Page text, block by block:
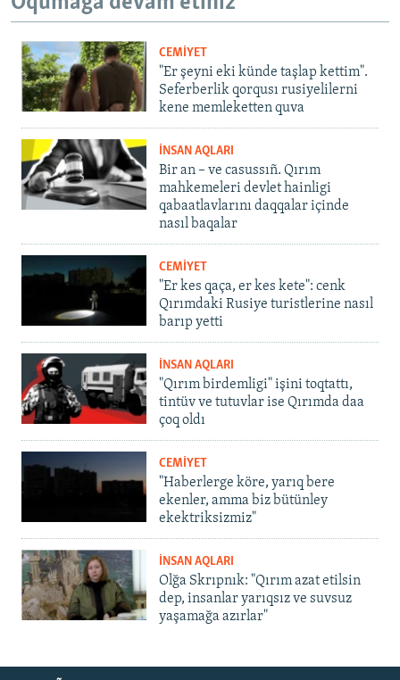
CEMİYET
"Er şeyni eki künde taşlap kettim".
Seferberlik qorqusı rusiyelilerni
kene memleketten quva
İNSAN AQLARI
Bir an – ve casussıñ. Qırım
mahkemeleri devlet hainligi
qabaatlavlarını daqqalar içinde
nasıl baqalar
CEMİYET
"Er kes qaça, er kes kete": cenk
Qırımdaki Rusiye turistlerine nasıl
barıp yetti
İNSAN AQLARI
"Qırım birdemligi" işini toqtattı,
tintüv ve tutuvlar ise Qırımda daa
çoq oldı
CEMİYET
"Haberlerge köre, yarıq bere
ekenler, amma biz bütünley
ekektriksizmiz"
İNSAN AQLARI
Olğa Skrıpnık: "Qırım azat etilsin
dep, insanlar yarıqsız ve suvsuz
yaşamağa azırlar"